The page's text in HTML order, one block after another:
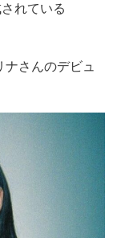
れている
さんのデビュ